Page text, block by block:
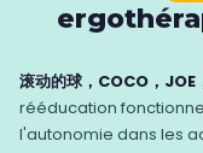
滚动的球，COCO，JOE
rééducation
l'autonomie dans les